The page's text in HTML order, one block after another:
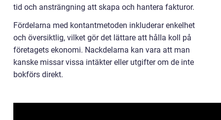
tid och ansträngning att skapa och hantera fakturor.
Fördelarna med kontantmetoden inkluderar enkelhet
och översiktlig, vilket gör det lättare att hålla koll på
företagets ekonomi. Nackdelarna kan vara att man
kanske missar vissa intäkter eller utgifter om de inte
bokförs direkt.